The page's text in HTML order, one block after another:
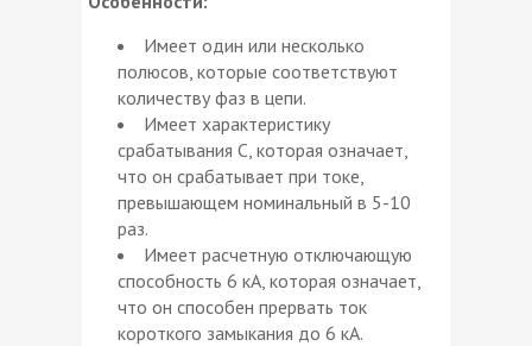
Имеет один или несколько
полюсов, которые соответствуют
количеству фаз в цепи.
Имеет характеристику
срабатывания C, которая означает,
что он срабатывает при токе,
превышающем номинальный в 5-10
раз.
Имеет расчетную отключающую
способность 6 кА, которая означает,
что он способен прервать ток
короткого замыкания до 6 кА.